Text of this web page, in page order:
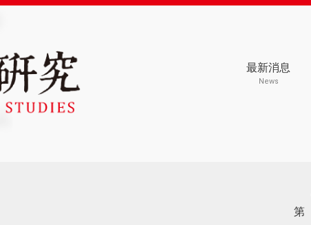
最新消息
News
第